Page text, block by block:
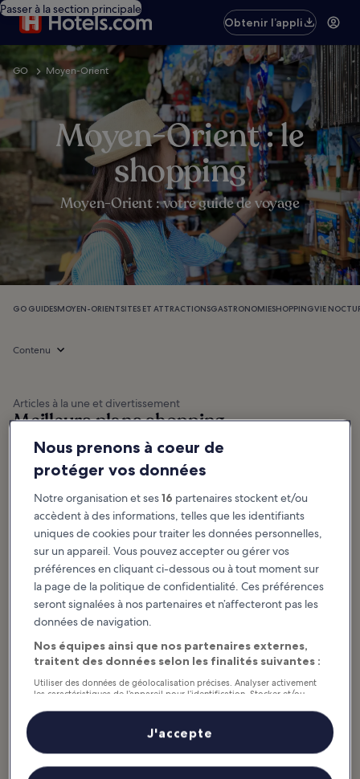
Passer à la section principale
Obtenir l’appli
GO Moyen-Orient
Moyen-Orient : le
shopping
Moyen-Orient : votre guide de voyage
GO GUIDESMOYEN-ORIENTSITES ET ATTRACTIONSGASTRONOMIESHOPPINGVIE
Contenu
Articles à la une et divertissement
Meilleurs plans shopping -
Moyen-Orient
Les 10 meilleurs
souvenirs à
ramener du Qatar
shopping fantastique qui offre des
articles uniques, que vous
retrouverez difficilement ailleurs.
L’émirat...
10 destinations
shopping
incontournables à
Dubaï
La scène commerçante de Dubaï
est dominée par des centres
commerciaux aussi gigantesques
que luxueux, où les dingues de
shopping et autres...
Les 11 meilleures
adresses shopping
à Doha
Avec ses centres commerciaux
élégants, ses marchés
innombrables lieux de
divertissement, Doha est une...
Les 10 meilleurs
commerciaux de
Dubaï
Dubaï matérialisent le mélange
entre la modernité cosmopolite
Les 10 meilleures
adresses shopping
Nous prenons à coeur de
protéger vos données
Notre organisation et ses16 partenaires stockent et/ou
accèdent à des informations, telles que les identifiants
uniques de cookies pour traiter les données personnelles,
sur un appareil. Vous pouvez accepter ou gérer vos
préférences en cliquant ci-dessous ou à tout moment sur
la page de la politique de confidentialité. Ces préférences
seront signalées à nos partenaires et n’affecteront pas les
données de navigation.
Nos équipes ainsi que nos partenaires externes,
traitent des données selon les finalités suivantes :
Utiliser des données de géolocalisation précises. Analyser activement
les caractéristiques de l’appareil pour l’identification. Stocker et/ou
personnalisés, mesure de performance des publicités et du contenu,
études d’audience et développement de services.
Liste de nos partenaires (fournisseurs)
J'accepte